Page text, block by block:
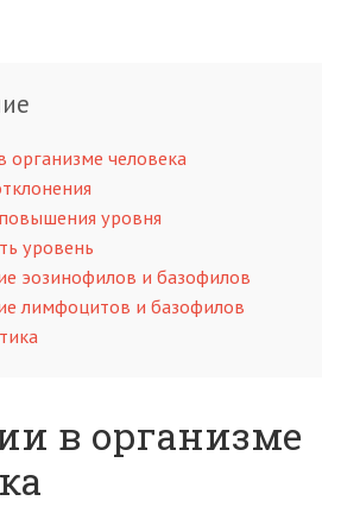
организме человека
уровня
уровень
эозинофилов и базофилов
лимфоцитов и базофилов
в организме